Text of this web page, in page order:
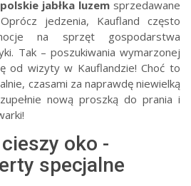
polskie jabłka luzem sprzedawane
jedzenia, Kaufland często
na sprzęt gospodarstwa
Tak – poszukiwania wymarzonej
od wizyty w Kauflandzie! Choć to
czasami za naprawdę niewielką
nową proszką do prania i
oko -
specjalne